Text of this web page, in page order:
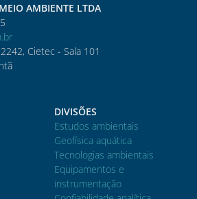
AMBIENTE LTDA
Cietec - Sala 101
DIVISÕES
Estudos ambientais
Geofísica aquática
Tecnologias ambientais
Equipamentos e
instrumentação